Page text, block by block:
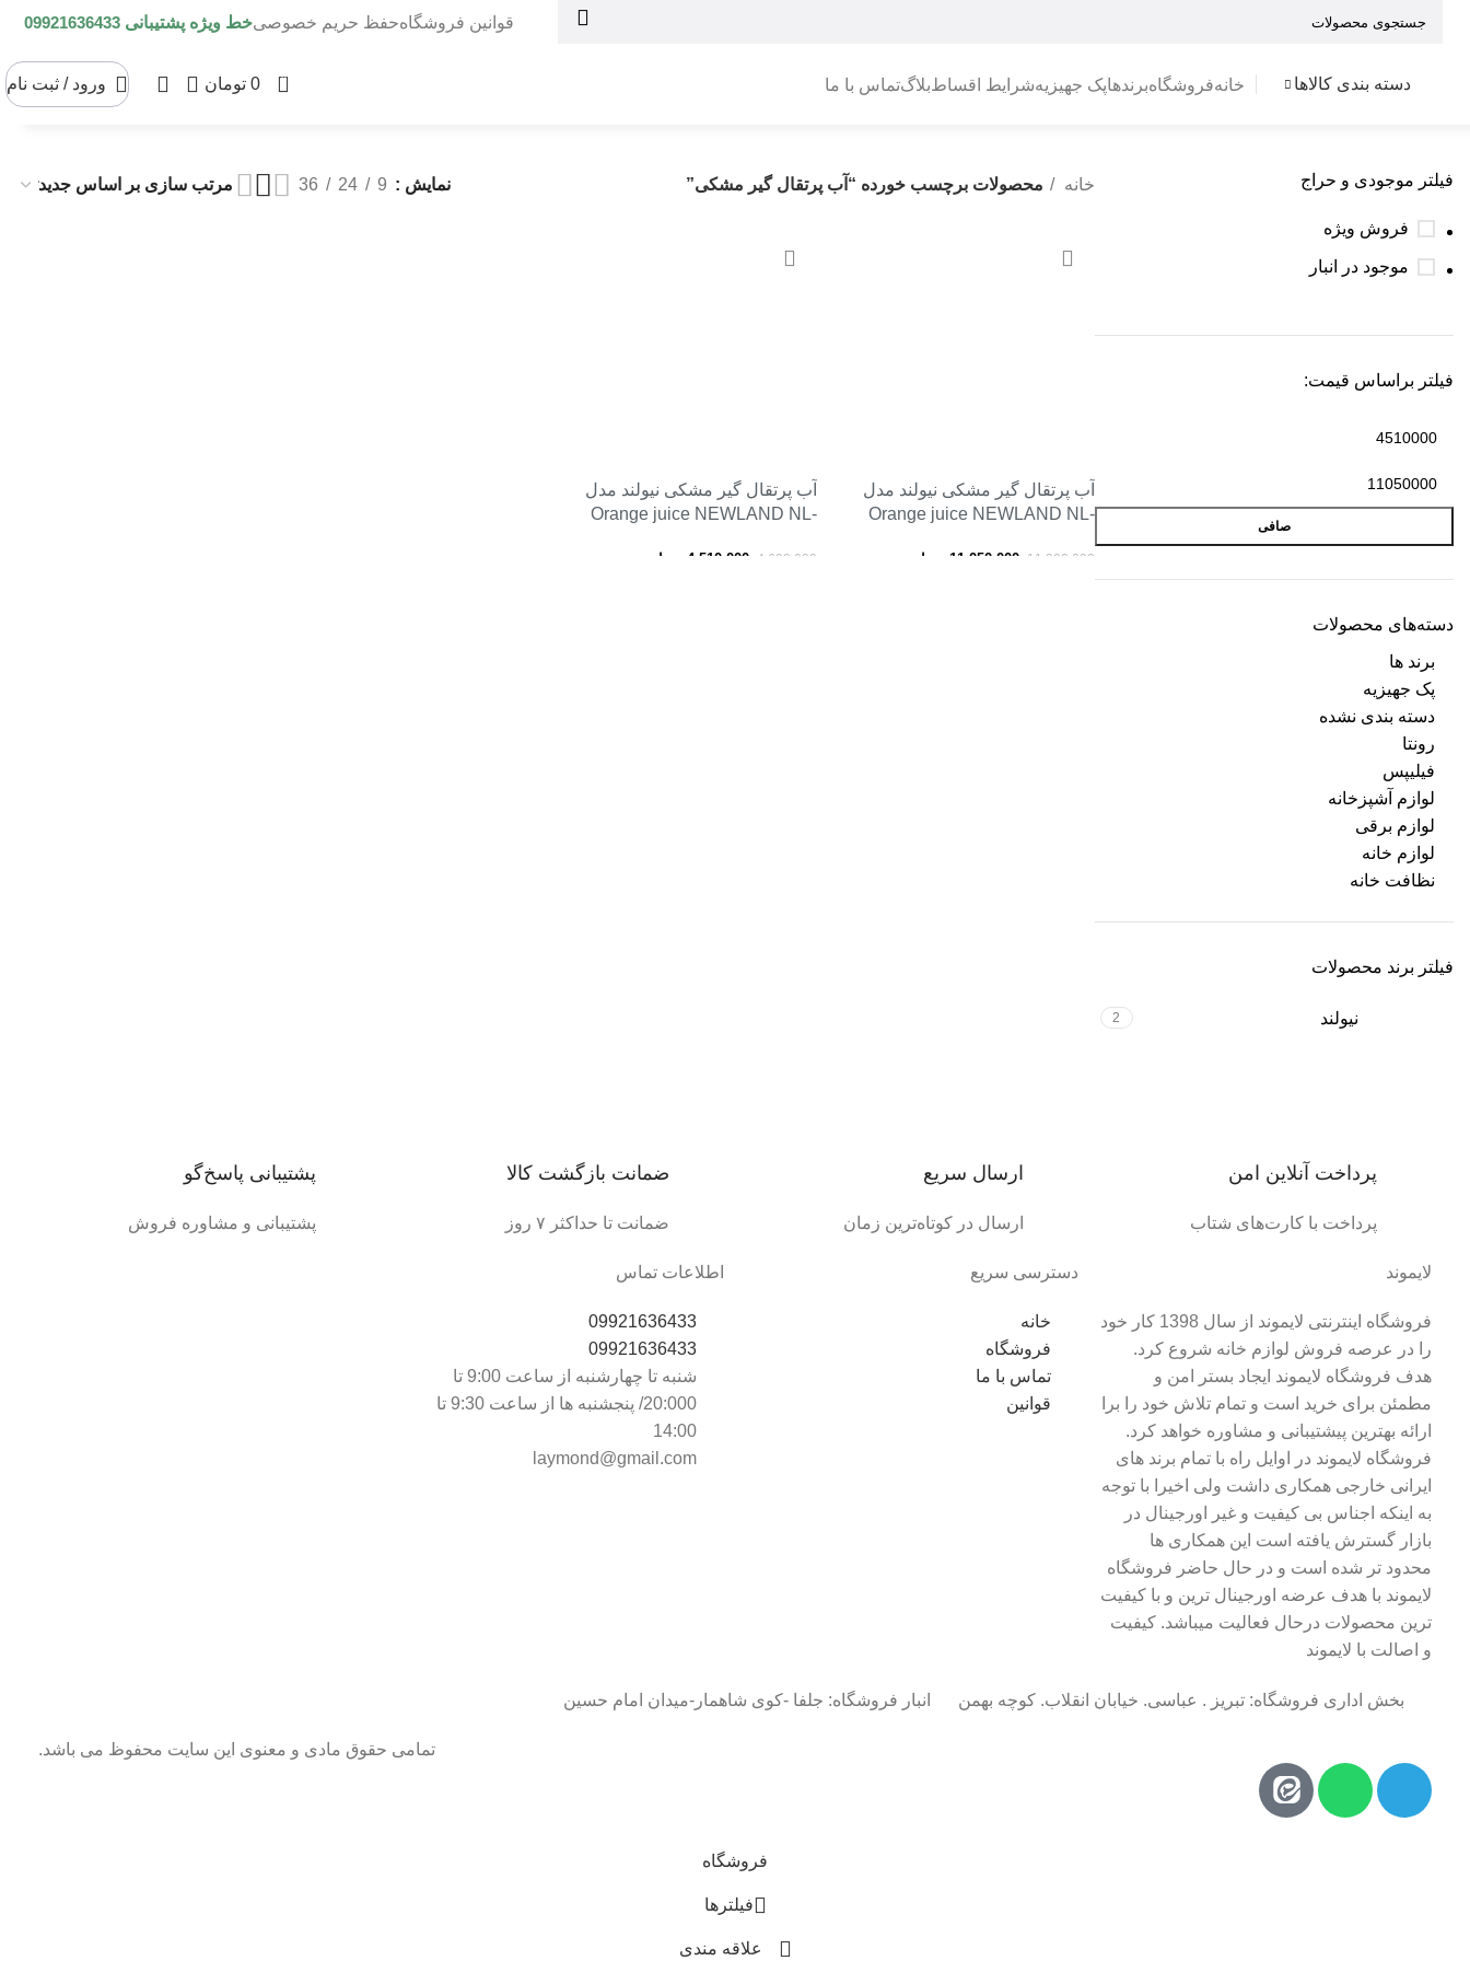
قوانین فروشگاهحفظ حریم خصوصیخط ویژه پشتیبانی 09921636433
دسته بندی کالاها خانهفروشگاهبرندهاپک جهیزیهشرایط اقساطبلاگتماس با ما 0
0 تومان ورود / ثبت نام
فیلتر موجودی و حراج
فروش ویژه
موجود در انبار
فیلتر براساس قیمت:
صافی
دسته‌های محصولات
برند ها
پک جهیزیه
دسته بندی نشده
رونتا
فیلیپس
لوازم آشپزخانه
لوازم برقی
لوازم خانه
نظافت خانه
فیلتر برند محصولات
نیولند 2
خانه محصولات برچسب خورده “آب پرتقال گیر مشکی” نمایش 9
24
36
-2%
آب پرتقال گیر مشکی نیولند مدل
Orange juice NEWLAND NL-
11,300,000
11,050,000 تومان
-2%
آب پرتقال گیر مشکی نیولند مدل
Orange juice NEWLAND NL-
4,600,000
4,510,000 تومان
پرداخت آنلاین امن
پرداخت با کارت‌های شتاب
ارسال سریع
ارسال در کوتاه‌ترین زمان
ضمانت بازگشت کالا
ضمانت تا حداکثر ۷ روز
پشتیبانی پاسخ‌گو
پشتیبانی و مشاوره فروش
لایموند
فروشگاه اینترنتی لایموند از سال 1398 کار خود
را در عرصه فروش لوازم خانه شروع کرد.
هدف فروشگاه لایموند ایجاد بستر امن و
مطمئن برای خرید است و تمام تلاش خود را برا
ارائه بهترین پیشتیبانی و مشاوره خواهد کرد.
فروشگاه لایموند در اوایل راه با تمام برند های
ایرانی خارجی همکاری داشت ولی اخیرا با توجه
به اینکه اجناس بی کیفیت و غیر اورجینال در
بازار گسترش یافته است این همکاری ها
محدود تر شده است و در حال حاضر فروشگاه
لایموند با هدف عرضه اورجینال ترین و با کیفیت
ترین محصولات درحال فعالیت میباشد. کیفیت
و اصالت با لایموند
دسترسی سریع
خانه
فروشگاه
تماس با ما
قوانین
اطلاعات تماس
09921636433
09921636433
شنبه تا چهارشنبه از ساعت 9:00 تا
20:000/ پنجشنبه ها از ساعت 9:30 تا
14:00
laymond@gmail.com
بخش اداری فروشگاه: تبریز . عباسی. خیابان انقلاب. کوچه بهمن انبار فروشگاه: جلفا -کوی شاهمار-میدان امام حسین
تمامی حقوق مادی و معنوی این سایت محفوظ می باشد.
فروشگاه
فیلترها
علاقه مندی